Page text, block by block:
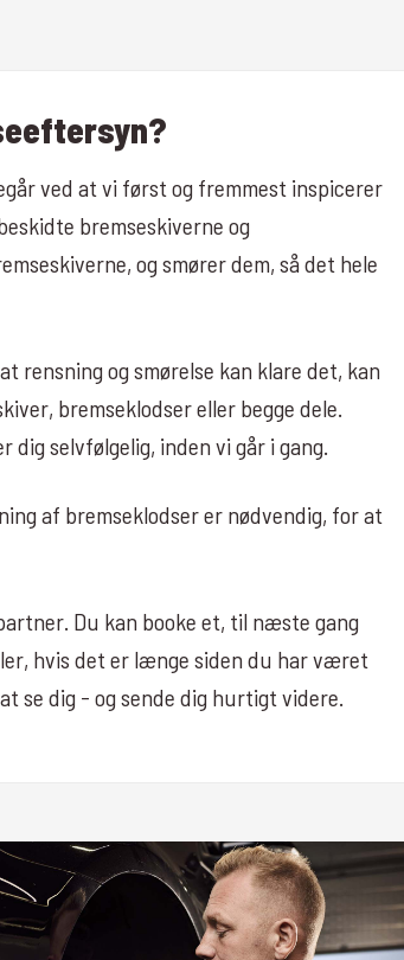
ved at vi først og fremmest inspicerer
bremseskiverne og
og smører dem, så det hele
rensning og smørelse kan klare det, kan
bremseklodser eller begge dele.
selvfølgelig, inden vi går i gang.
af bremseklodser er nødvendig, for at
Du kan booke et, til næste gang
hvis det er længe siden du har været
se dig - og sende dig hurtigt videre.